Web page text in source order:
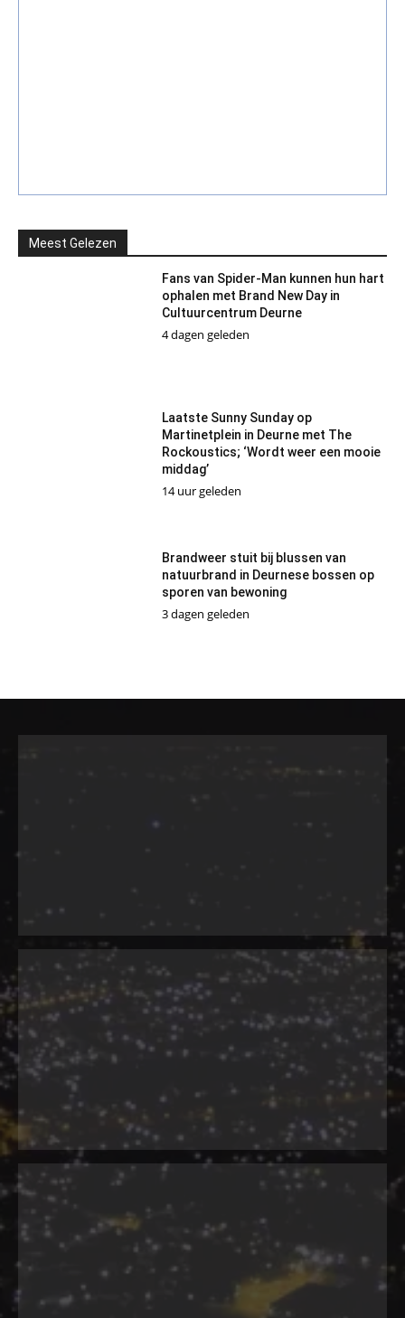
Meest Gelezen
Fans van Spider-Man kunnen hun hart
ophalen met Brand New Day in
Cultuurcentrum Deurne
4 dagen geleden
Laatste Sunny Sunday op
Martinetplein in Deurne met The
Rockoustics; ‘Wordt weer een mooie
middag’
14 uur geleden
Brandweer stuit bij blussen van
natuurbrand in Deurnese bossen op
sporen van bewoning
3 dagen geleden